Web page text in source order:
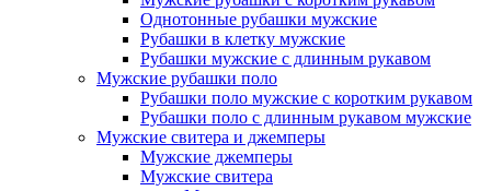
Однотонные рубашки мужские
Рубашки в клетку мужские
Рубашки мужские с длинным рукавом
Мужские рубашки поло
Рубашки поло мужские с коротким рукавом
Рубашки поло с длинным рукавом мужские
Мужские свитера и джемперы
Мужские джемперы
Мужские свитера